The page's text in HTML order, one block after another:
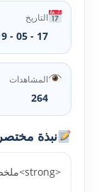
التاريخ
17 - 05 - 2019
المشاهدات
264
نبذة
<strong>ملخص الدراسة</strong>